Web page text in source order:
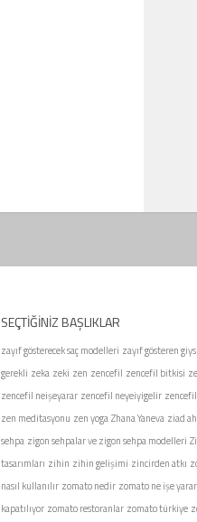
SEÇTIĞINIZ BAŞLIKLAR
zayıf gösterecek saç modelleri zayıf gösteren
gerekli zeka zeki zen zencefil zencefil bitkisi
zencefil neişeyarar zencefil neyeiyigelir zencefil
zen meditasyonu zen yogaZhana Yaneva ziad
sehpa zigon sehpalar ve zigon sehpa modelleri
tasarımları zihin zihin gelişimi zincirden atkı
nasıl kullanılır zomato nedir zomato ne işe yarar
kapatılıyor zomato restoranlar zomato türkiye